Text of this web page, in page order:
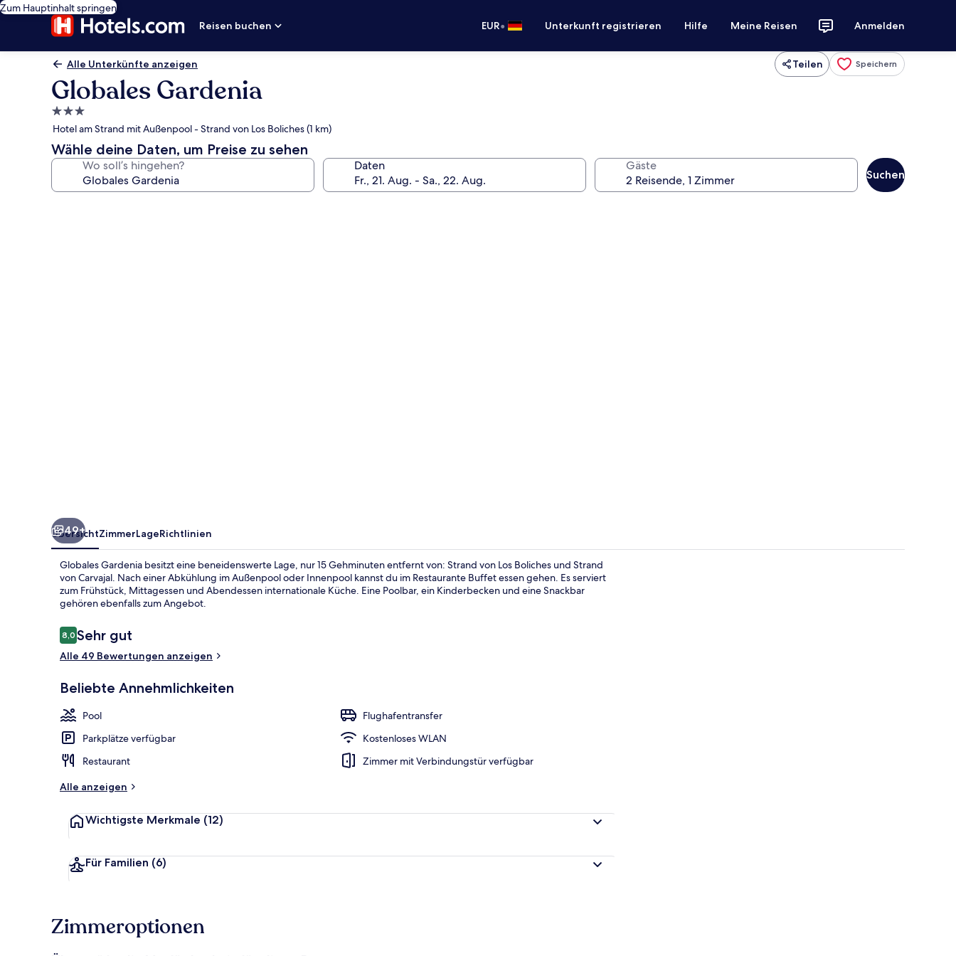
Zum Hauptinhalt springen
Reisen buchen
EUR• Unterkunft registrieren Hilfe Meine Reisen Anmelden
Alle Unterkünfte anzeigen Teilen Speichern
Globales Gardenia
3.0-
Sterne-
Unterkunft
Hotel am Strand mit Außenpool - Strand von Los Boliches (1 km)
Wähle deine Daten, um Preise zu sehen
Wo soll’s hingehen? Daten Gäste
Suchen
49+
ÜbersichtZimmerLageRichtlinien
Globales Gardenia besitzt eine beneidenswerte Lage, nur 15 Gehminuten entfernt von: Strand von Los Boliches und Strand
von Carvajal. Nach einer Abkühlung im Außenpool oder Innenpool kannst du im Restaurante Buffet essen gehen. Es serviert
zum Frühstück, Mittagessen und Abendessen internationale Küche. Eine Poolbar, ein Kinderbecken und eine Snackbar
gehören ebenfalls zum Angebot.
Bewertungen
8,08,0 von 10.
Sehr gut
Alle 49 Bewertungen anzeigen
Beliebte Annehmlichkeiten
Pool
Flughafentransfer
Parkplätze verfügbar
Kostenloses WLAN
Restaurant
Zimmer mit Verbindungstür verfügbar
Alle anzeigen
Wichtigste Merkmale (12)
Für Familien (6)
Zimmeroptionen